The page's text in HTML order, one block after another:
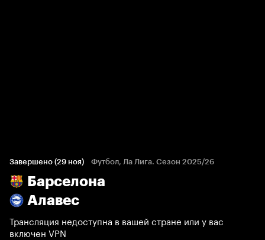
Завершено (29 ноя) Футбол, Ла Лига. Сезон 2025/26
Барселона
Алавес
Трансляция недоступна в вашей стране или у вас
включен VPN
91%